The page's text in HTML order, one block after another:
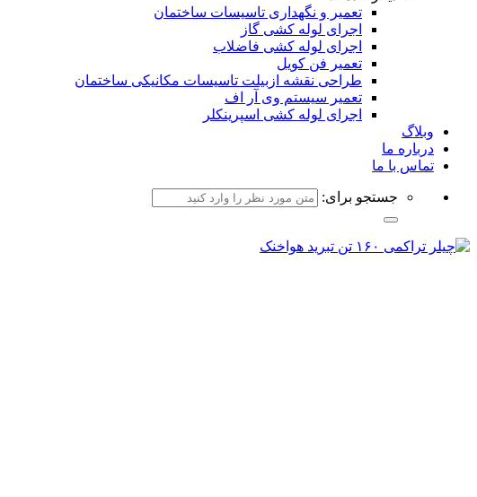
تعمیر و نگهداری تاسیسات ساختمان
اجرای لوله کشی گاز
اجرای لوله کشی فاضلاب
تعمیر فن کویل
طراحی نقشه ازبیلت تاسیسات مکانیکی ساختمان
تعمیر سیستم وی آر اف
اجرای لوله کشی اسپرینکلر
وبلاگ
درباره ما
تماس با ما
جستجو برای: